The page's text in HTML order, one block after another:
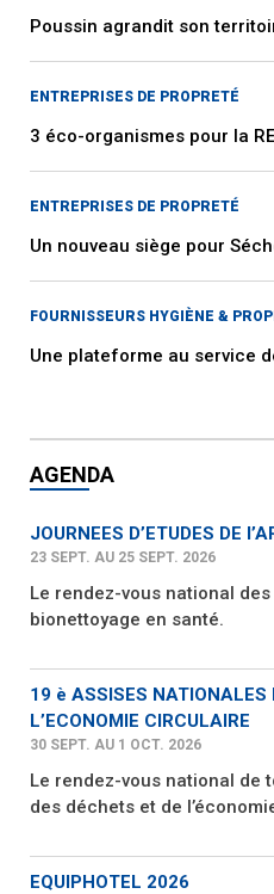
Poussin agrandit son
ENTREPRISES DE PROPRETÉ
3 éco-organismes pour la
ENTREPRISES DE PROPRETÉ
Un nouveau siège pour
FOURNISSEURS HYGIÈNE &
Une plateforme au service
AGENDA
JOURNEES D’ETUDES DE
23 SEPT. AU 25 SEPT. 2026
Le rendez-vous national
bionettoyage en santé.
19 è ASSISES NATIONALES
L’ECONOMIE CIRCULAIRE
30 SEPT. AU 1 OCT. 2026
Le rendez-vous national de
des déchets et de
EQUIPHOTEL 2026